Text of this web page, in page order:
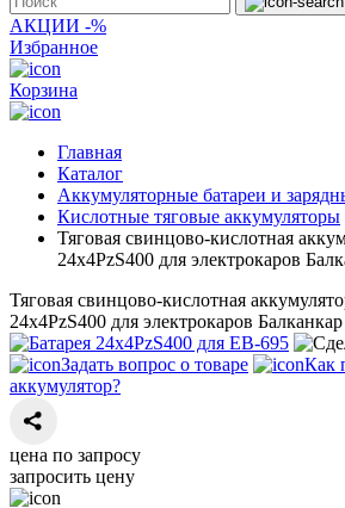
АКЦИИ -%
Избранное
Корзина
Главная
Каталог
Аккумуляторные батареи и
Кислотные тяговые аккумуляторы
Тяговая свинцово-кислотная
24х4PzS400 для электрокаров
Тяговая свинцово-кислотная
24х4PzS400 для электрокаров
Задать вопрос о товаре
Как
аккумулятор?
цена по запросу
запросить цену